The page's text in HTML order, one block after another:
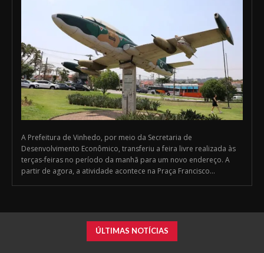
A Prefeitura de Vinhedo, por meio da Secretaria de
Desenvolvimento Econômico, transferiu a feira livre realizada às
terças-feiras no período da manhã para um novo endereço. A
partir de agora, a atividade acontece na Praça Francisco...
ÚLTIMAS NOTÍCIAS